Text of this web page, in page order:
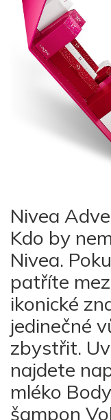
Nivea
Kdo by
Nivea.
patříte
ikonické
jedinečné
zbystřit.
najdete
mléko
šampon